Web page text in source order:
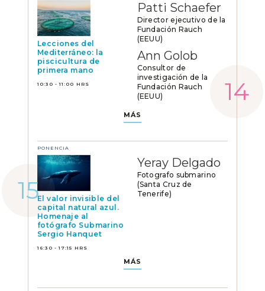
Lecciones del
Mediterráneo: la
piscicultura de
primera mano
10:30 - 11:00 HRS
Patti Schaefer
Director ejecutivo de la
Fundación Rauch
(EEUU)
Ann Golob
Consultor de
investigación de la
Fundación Rauch
(EEUU)
MÁS
PONENCIA
El valor invisible del
capital natural azul.
Homenaje al
fotógrafo Submarino
Sergio Hanquet
16:30 - 17:15 HRS
Yeray Delgado
Fotografo submarino
(Santa Cruz de
Tenerife)
MÁS